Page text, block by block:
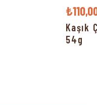
Kaşık
54g